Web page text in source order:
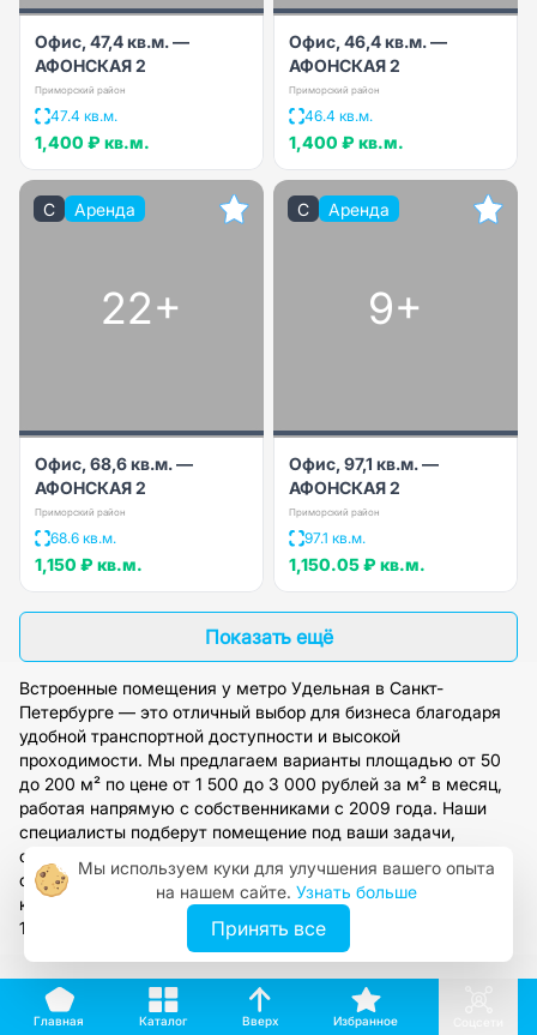
Офис, 47,4 кв.м. —
АФОНСКАЯ 2
Приморский район
47.4 кв.м.
1,400 ₽ кв.м.
Офис, 46,4 кв.м. —
АФОНСКАЯ 2
Приморский район
46.4 кв.м.
1,400 ₽ кв.м.
C Аренда
22+
Офис, 68,6 кв.м. —
АФОНСКАЯ 2
Приморский район
68.6 кв.м.
1,150 ₽ кв.м.
C Аренда
9+
Офис, 97,1 кв.м. —
АФОНСКАЯ 2
Приморский район
97.1 кв.м.
1,150.05 ₽ кв.м.
Показать ещё
Встроенные помещения у метро Удельная в Санкт-
Петербурге — это отличный выбор для бизнеса благодаря
удобной транспортной доступности и высокой
проходимости. Мы предлагаем варианты площадью от 50
до 200 м² по цене от 1 500 до 3 000 рублей за м² в месяц,
работая напрямую с собственниками с 2009 года. Наши
специалисты подберут помещение под ваши задачи,
организуют просмотр и предоставят полное юридическое
сопровождение. Оставьте заявку на сайте, чтобы получить
консультацию и подобрать оптимальный вариант в течение
1-2 рабочих дней.
Главная Каталог Вверх Избранное
Мы используем куки для улучшения вашего опыта
на нашем сайте. Узнать больше
Принять все